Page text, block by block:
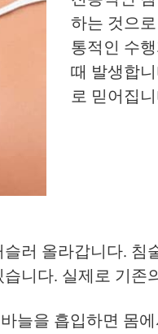
하는 것으
통적인 수
때 발생합
로 믿어집
러 올라갑니다.
니다. 실제로 기
늘을 흡입하면 몸